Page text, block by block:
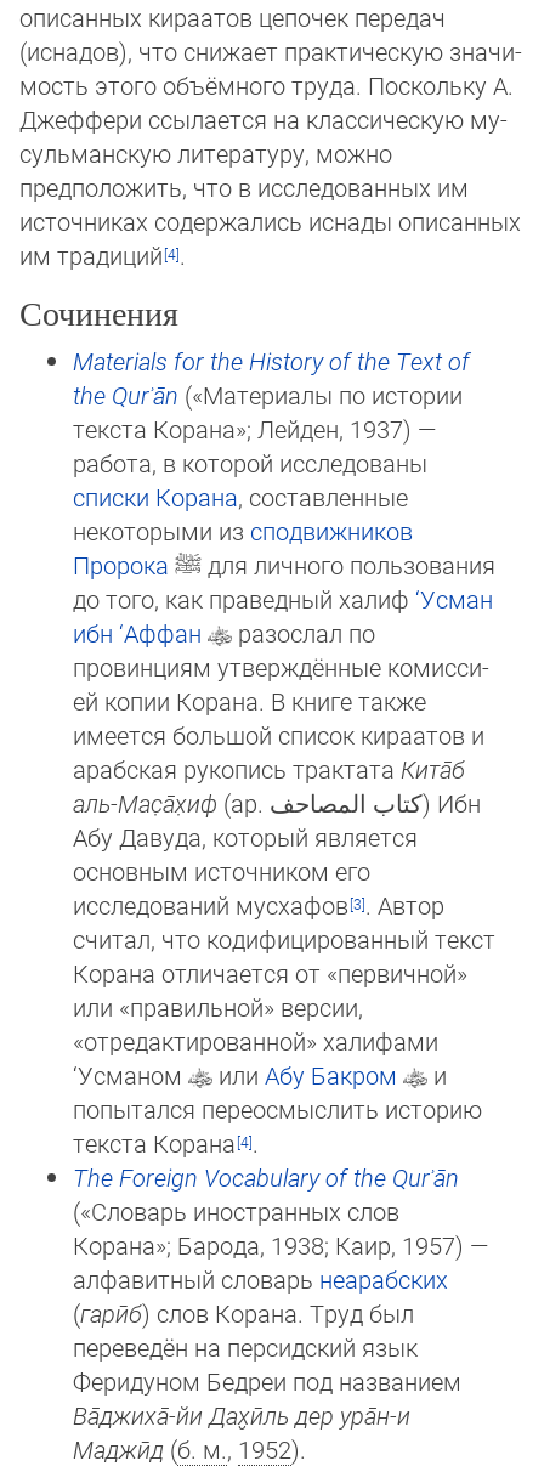
опи­санных кираатов цепочек передач
(иснадов), что снижает практическую значи­
мость этого объёмного труда. Поскольку А.
Джеффери ссылается на класси­ческую му­
суль­манскую литературу, можно
предположить, что в исследованных им
источниках со­дер­жались иснады описанных
им традиций
.
Сочинения
Materials for the History of the Text of
the Qurʾān («Материалы по истории
текста Корана»; Лейден, 1937) —
работа, в ко­то­рой исследованы
списки Корана, составленные
некоторыми из спод­виж­ни­ков
Пророка ﷺ для личного поль­зо­ва­ния
до того, как праведный халиф ‘Усман
ибн ‘Аффан
разослал по
провинциям утверждённые ко­мис­си­
ей копии Корана. В книге также
имеется большой список кираатов и
арабская рукопись трактата Кита̄б
аль-Мас̣а̄х̣иф (ар. کتاب المصاحف) Ибн
Абу Давуда, который является
основным источником его
исследований мус­ха­фов
. Автор
считал, что кодифицированный текст
Корана отличается от «первичной»
или «правильной» вер­сии,
«отредактированной» ха­ли­фа­ми
‘Усманом
или Абу Бакром
и
попытался переосмыслить историю
тек­ста Корана
.
The Foreign Vocabulary of the Qurʾān
(«Словарь иностранных слов
Корана»; Барода, 1938; Каир, 1957) —
алфавитный словарь неарабских
(гарӣб) слов Корана. Труд был
переведён на персидский язык
Феридуном Бедреи под на­зва­нием
Ва̄джиха̄-йи Дах̮ӣль дер ура̄н-и
Маджӣд (б. м., 1952).